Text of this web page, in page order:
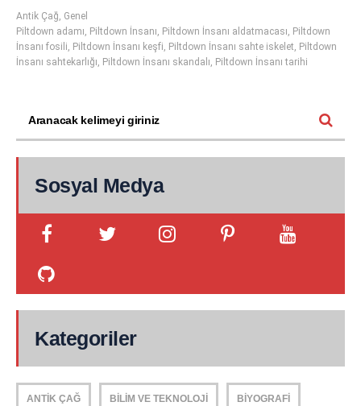
Antik Çağ, Genel
Piltdown adamı, Piltdown İnsanı, Piltdown İnsanı aldatmacası, Piltdown
İnsanı fosili, Piltdown İnsanı keşfi, Piltdown İnsanı sahte iskelet, Piltdown
İnsanı sahtekarlığı, Piltdown İnsanı skandalı, Piltdown İnsanı tarihi
Sosyal Medya
Kategoriler
ANTIK ÇAĞ BILIM VE TEKNOLOJI BIYOGRAFI